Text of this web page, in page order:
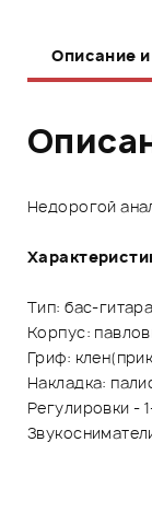
Описание
Недорогой
Тип: бас-
Корпус:
Гриф:
Накладка:
Регулировки -